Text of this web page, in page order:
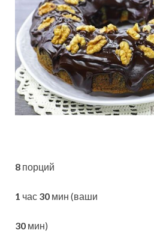
8 порций
1 час 30 мин (ваши
30 мин)